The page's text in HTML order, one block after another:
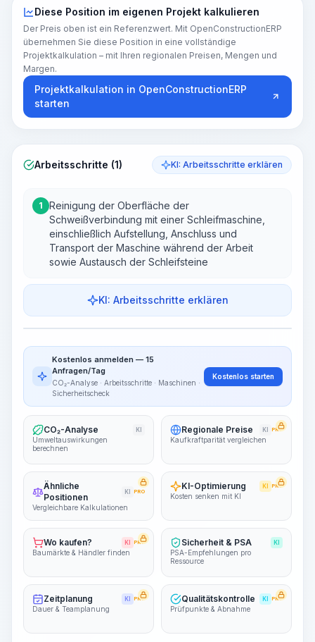
Diese Position im eigenen Projekt kalkulieren
Der Preis oben ist ein Referenzwert. Mit OpenConstructionERP
übernehmen Sie diese Position in eine vollständige
Projektkalkulation – mit Ihren regionalen Preisen, Mengen und
Margen.
Projektkalkulation in OpenConstructionERP
starten
Arbeitsschritte (1) KI: Arbeitsschritte erklären
1
Reinigung der Oberfläche der
Schweißverbindung mit einer Schleifmaschine,
einschließlich Aufstellung, Anschluss und
Transport der Maschine während der Arbeit
sowie Austausch der Schleifsteine
KI: Arbeitsschritte erklären
Arbeitsschritte
~15-30 Sek.
Kostenlos anmelden — 15
Anfragen/Tag
CO₂-Analyse · Arbeitsschritte · Maschinen ·
Sicherheitscheck
Kostenlos starten
CO₂-Analyse KI
Umweltauswirkungen
berechnen
Regionale Preise KI PRO
Kaufkraftparität vergleichen
Ähnliche
Positionen
KI PRO
Vergleichbare Kalkulationen
KI-Optimierung KI PRO
Kosten senken mit KI
Wo kaufen? KI PRO
Baumärkte & Händler finden
Sicherheit & PSA KI
PSA-Empfehlungen pro
Ressource
Zeitplanung KI PRO
Dauer & Teamplanung
Qualitätskontrolle KI PRO
Prüfpunkte & Abnahme